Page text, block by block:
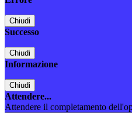
Chiudi
Successo
Chiudi
Informazione
Chiudi
Attendere...
Attendere il completamento